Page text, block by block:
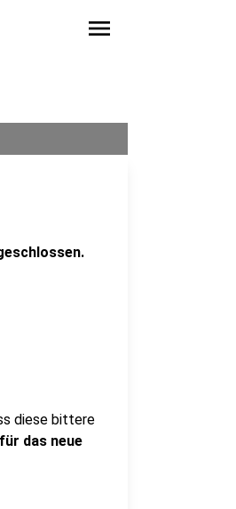
menu
diese bittere
das neue